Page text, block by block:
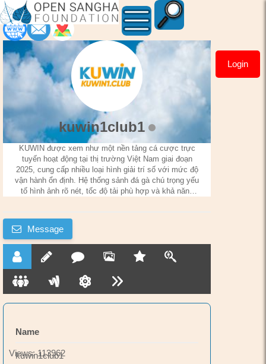
kuwin1club1 Login
kuwin1club1
KUWIN được xem như một nền tảng cá cược trực
tuyến hoạt động tại thị trường Việt Nam giai đoạn
2025, cung cấp nhiều loại hình giải trí số với mức độ
vận hành ổn định. Hệ thống sảnh đá gà chú trọng yếu
tố hình ảnh rõ nét, tốc độ tải phù hợp và khả năng
Website:
Message
Name
kuwin1club1
Views: 113962